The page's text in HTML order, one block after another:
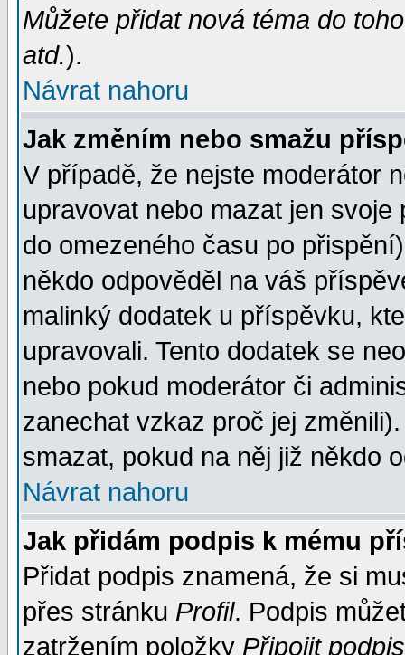
Můžete přidat nová téma do
atd.).
Návrat nahoru
Jak změním nebo smažu
V případě, že nejste moderátor
upravovat nebo mazat jen
do omezeného času po
někdo odpověděl na váš
malinký dodatek u příspěvku,
upravovali. Tento dodatek se
nebo pokud moderátor či
zanechat vzkaz proč jej
smazat, pokud na něj již někdo
Návrat nahoru
Jak přidám podpis k mému
Přidat podpis znamená, že si
přes stránku Profil. Podpis
zatržením položky Připojit podpis